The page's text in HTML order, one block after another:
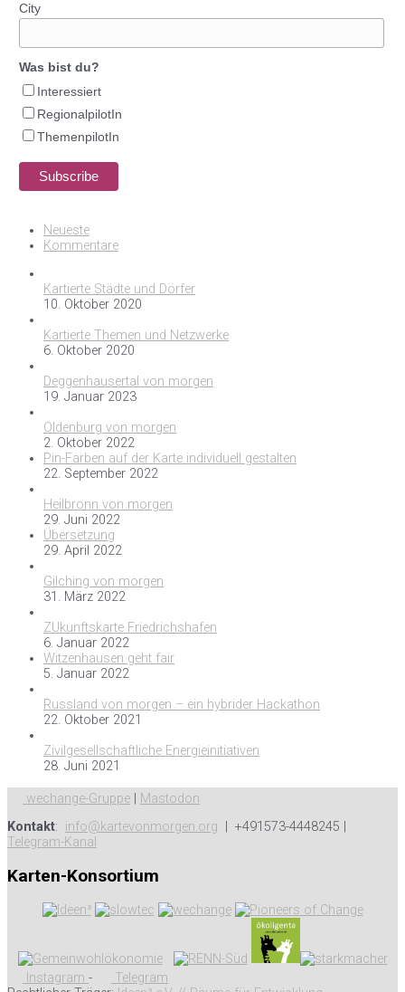
City
Was bist du?
Interessiert
RegionalpilotIn
ThemenpilotIn
Neueste
Kommentare
Kartierte Städte und Dörfer
10. Oktober 2020
Kartierte Themen und Netzwerke
6. Oktober 2020
Deggenhausertal von morgen
19. Januar 2023
Oldenburg von morgen
2. Oktober 2022
Pin-Farben auf der Karte individuell gestalten
22. September 2022
Heilbronn von morgen
29. Juni 2022
Übersetzung
29. April 2022
Gilching von morgen
31. März 2022
ZUkunftskarte Friedrichshafen
6. Januar 2022
Witzenhausen geht fair
5. Januar 2022
Russland von morgen – ein hybrider Hackathon
22. Oktober 2021
Zivilgesellschaftliche Energieinitiativen
28. Juni 2021
wechange-Gruppe
Mastodon
Kontakt: info@kartevonmorgen.org | +491573-4448245 |
Telegram-Kanal
Karten-Konsortium
Instagram -
Telegram